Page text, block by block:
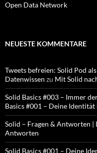
Open Data Network
NEUESTE KOMMENTARE
Tweets befreien: Solid Pod
Datenwissen zu Mit Solid
Solid Basics #003 – Immer
Basics #001 – Deine Identität
Solid – Fragen & Antworten |
Antworten
Solid Basics #001 – Deine